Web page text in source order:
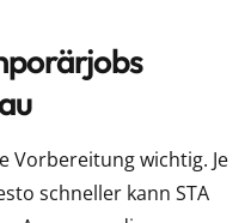
Vorbereitung wichtig. Je
schneller kann STA